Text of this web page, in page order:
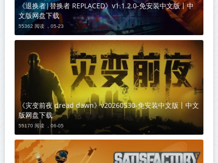
《退换者|替换者 REPLACED》v1.1.2.0-免安装中文版丨中
文版网盘下载
55362 阅读 ， 05-23
《灾变前夜 dread dawn》v20260530-免安装中文版丨中文
版网盘下载
55170 阅读 ， 06-05